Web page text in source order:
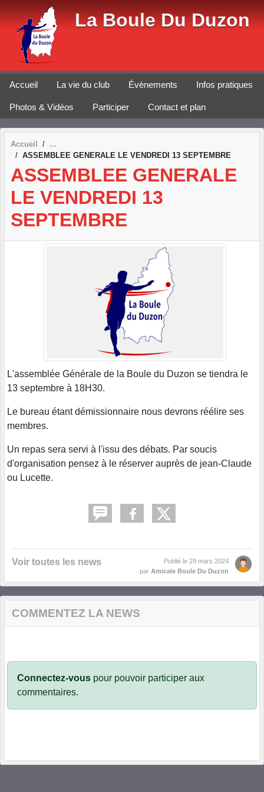
La Boule Du Duzon
Accueil La vie du club Évènements Infos pratiques
Photos & Vidéos Participer Contact et plan
Accueil
ASSEMBLEE GENERALE LE VENDREDI 13 SEPTEMBRE
ASSEMBLEE GENERALE
LE VENDREDI 13
SEPTEMBRE
L'assemblée Générale de la Boule du Duzon se tiendra le
13 septembre à 18H30.
Le bureau étant démissionnaire nous devrons réélire ses
membres.
Un repas sera servi à l'issu des débats. Par soucis
d'organisation pensez à le réserver auprès de jean-Claude
ou Lucette.
Voir toutes les news Publié le 29 mars 2024
par Amicale Boule Du Duzon
COMMENTEZ LA NEWS
Connectez-vous pour pouvoir participer aux
commentaires.
Panneau de gestion des cookies